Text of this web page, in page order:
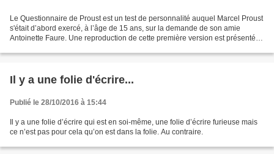
Le Questionnaire de Proust est un test de personnalité auquel Marcel Proust
s'était d’abord exercé, à l’âge de 15 ans, sur la demande de son amie
Antoinette Faure. Une reproduction de cette première version est présentée
Il y a une folie d'écrire...
Publié le 28/10/2016 à 15:44
Il y a une folie d’écrire qui est en soi-même, une folie d’écrire furieuse mais
ce n’est pas pour cela qu’on est dans la folie. Au contraire.